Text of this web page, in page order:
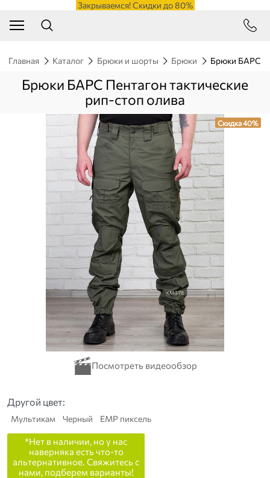
Закрываемся! Скидки до 80%
Главная Каталог Брюки и шорты Брюки Брюки БАРС
Брюки БАРС Пентагон тактические
рип-стоп олива
Скидка 40%
Другой цвет:
Мультикам Черный ЕМР пиксель
*Нет в наличии, но у нас
наверняка есть что-то
альтернативное. Свяжитесь с
нами, подберем варианты!